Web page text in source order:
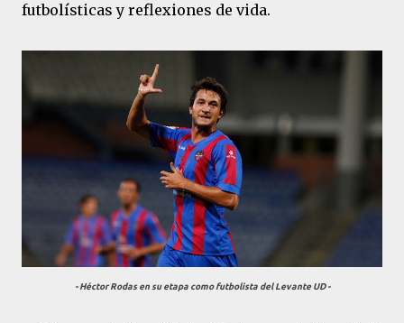
futbolísticas y reflexiones de vida.
- Héctor Rodas en su etapa como futbolista del Levante UD -